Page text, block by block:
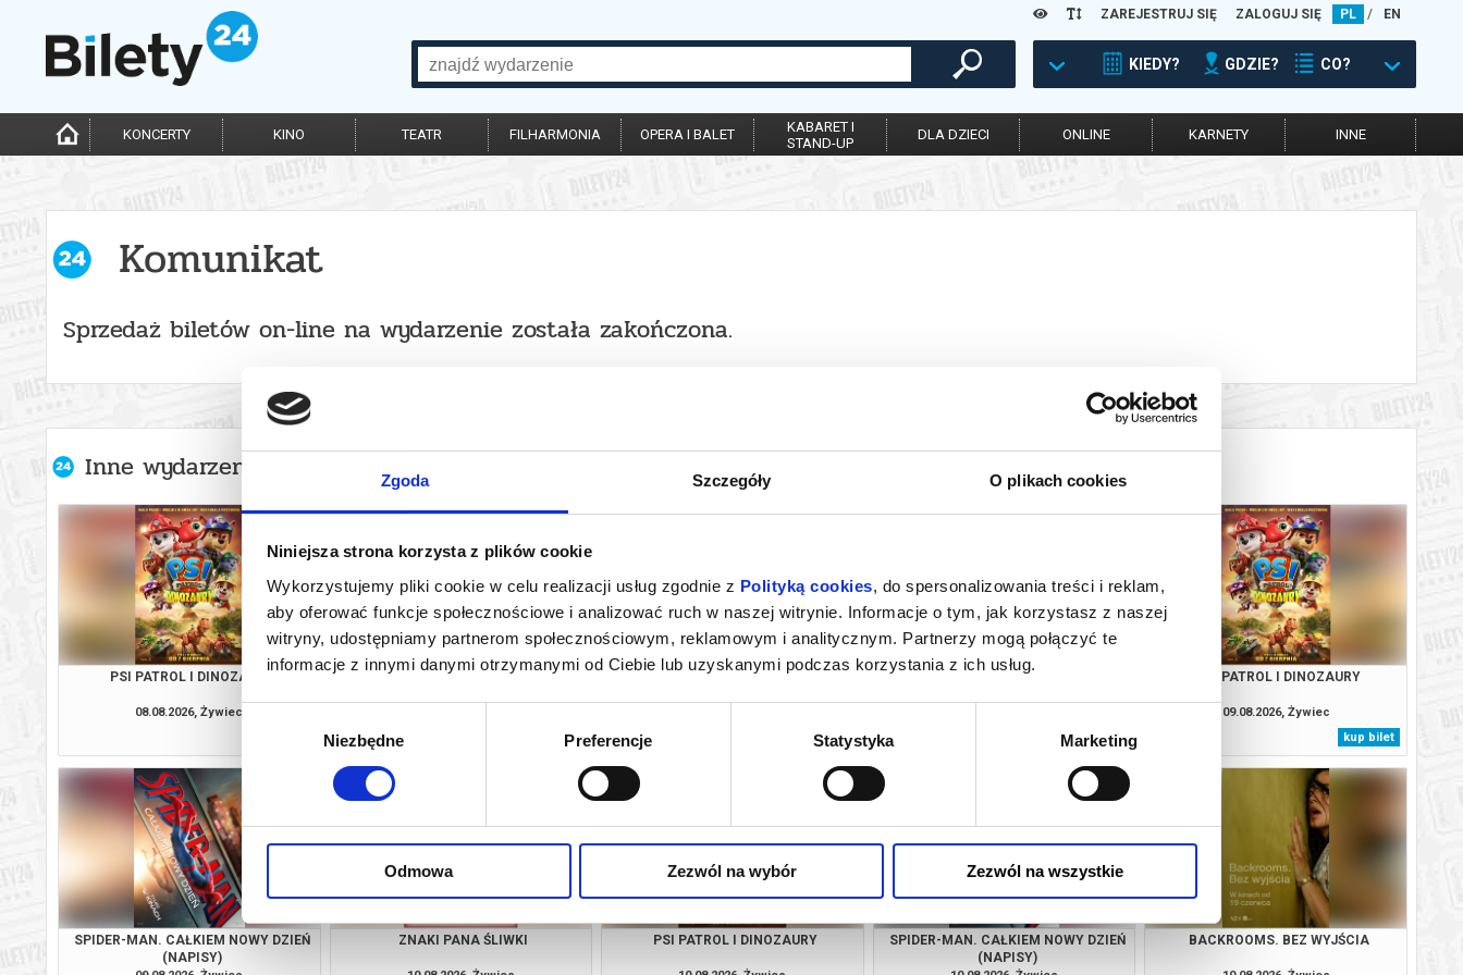
Zgoda Szczegóły O plikach cookies
Niniejsza strona korzysta z plików cookie
Wykorzystujemy pliki cookie w celu realizacji usług zgodnie z Polityką cookies, do spersonalizowania treści i reklam,
aby oferować funkcje społecznościowe i analizować ruch w naszej witrynie. Informacje o tym, jak korzystasz z naszej
witryny, udostępniamy partnerom społecznościowym, reklamowym i analitycznym. Partnerzy mogą połączyć te
informacje z innymi danymi otrzymanymi od Ciebie lub uzyskanymi podczas korzystania z ich usług.
Wybór
Niezbędne Preferencje Statystyka Marketing
Odmowa Zezwól na wybór Zezwól na wszystkie
ZAREJESTRUJ SIĘ ZALOGUJ SIĘ PL / EN
KIEDY? GDZIE? CO?
KONCERTY KINO TEATR FILHARMONIA OPERA I BALET
KABARET I
STAND-UP
DLA DZIECI ONLINE KARNETY INNE
Komunikat
Sprzedaż biletów on-line na wydarzenie została zakończona.
Inne wydarzenia organizatora
PSI PATROL I DINOZAURY
08.08.2026, Żywiec
SPIDER-MAN. CAŁKIEM NOWY DZIEŃ
kup bilet
BACKROOMS. BEZ WYJŚCIA
kup bilet
NIEDZIELA Z DOKUMENTEM: ZNAKI
kup bilet
PSI PATROL I DINOZAURY
09.08.2026, Żywiec
kup bilet
SPIDER-MAN. CAŁKIEM NOWY DZIEŃ
(NAPISY)
ZNAKI PANA ŚLIWKI PSI PATROL I DINOZAURY
SPIDER-MAN. CAŁKIEM NOWY DZIEŃ
(NAPISY)
BACKROOMS. BEZ WYJŚCIA